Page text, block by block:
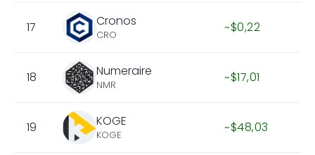
17 Cronos
CRO ~$0,22
18 Numeraire
NMR ~$17,01
19 KOGE
KOGE ~$48,03